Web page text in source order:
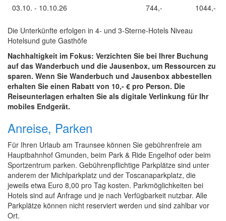
03.10. - 10.10.26
744,- 1044,-
Die Unterkünfte erfolgen in 4- und 3-Sterne-Hotels Niveau
Hotelsund gute Gasthöfe
Nachhaltigkeit im Fokus: Verzichten Sie bei Ihrer Buchung
auf das Wanderbuch und die Jausenbox, um Ressourcen zu
sparen. Wenn Sie Wanderbuch und Jausenbox abbestellen
erhalten Sie einen Rabatt von 10,- € pro Person. Die
Reiseunterlagen erhalten Sie als digitale Verlinkung für Ihr
mobiles Endgerät.
Anreise, Parken
Für Ihren Urlaub am Traunsee können Sie gebührenfreie am
Hauptbahnhof Gmunden, beim Park & Ride Engelhof oder beim
Sportzentrum parken. Gebührenpflichtige Parkplätze sind unter
anderem der Michlparkplatz und der Toscanaparkplatz, die
jeweils etwa Euro 8,00 pro Tag kosten. Parkmöglichkeiten bei
Hotels sind auf Anfrage und je nach Verfügbarkeit nutzbar. Alle
Parkplätze können nicht reserviert werden und sind zahlbar vor
Ort.